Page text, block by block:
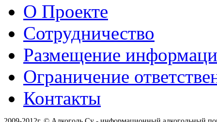
О Проекте
Сотрудничество
Размещение
Ограничение
Контакты